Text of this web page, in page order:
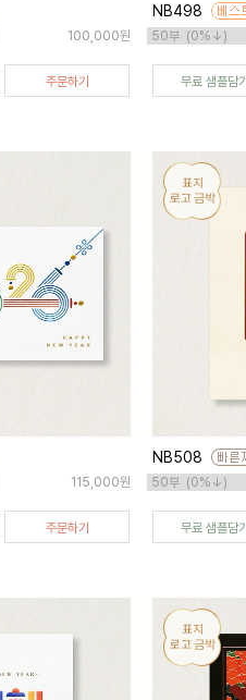
100,000원
주문하기
NB498
무료 샘플담기
115,000원
주문하기
NB508
무료 샘플담기